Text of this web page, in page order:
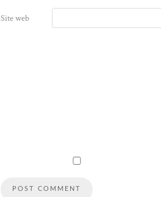
Site web